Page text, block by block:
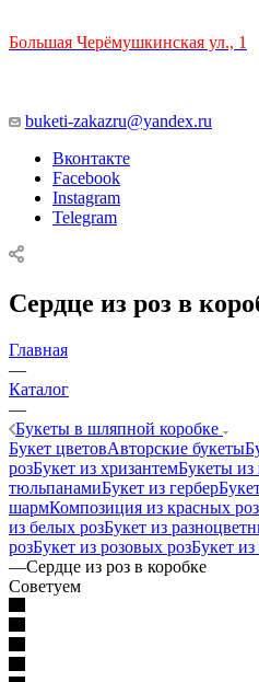
Большая Черёмушкинская ул., 1
buketi-zakazru@yandex.ru
Вконтакте
Facebook
Instagram
Telegram
Сердце из роз в
Главная
—
Каталог
—
Букеты в шляпной коробке
Букет цветовАвторские букеты
розБукет из хризантемБукеты
тюльпанамиБукет из гербер
шармКомпозиция из красных роз
из белых розБукет из
розБукет из розовых розБукет
—Сердце из роз в коробке
Советуем